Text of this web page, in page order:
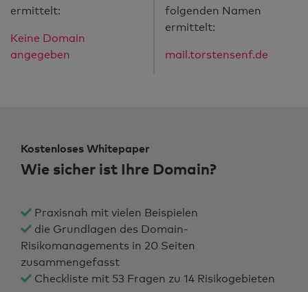
ermittelt:
Keine Domain
angegeben
folgenden Namen
ermittelt:
mail.torstensenf.de
Kostenloses Whitepaper
Wie sicher ist Ihre Domain?
Praxisnah mit vielen Beispielen
die Grundlagen des Domain-
Risikomanagements in 20 Seiten
zusammengefasst
Checkliste mit 53 Fragen zu 14 Risikogebieten